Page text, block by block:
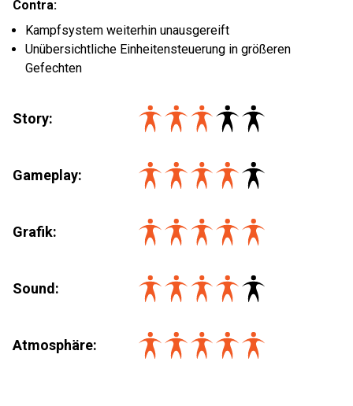
Contra:
Kampfsystem weiterhin unausgereift
Unübersichtliche Einheitensteuerung in größeren
Gefechten
Story:
Gameplay:
Grafik:
Sound:
Atmosphäre: